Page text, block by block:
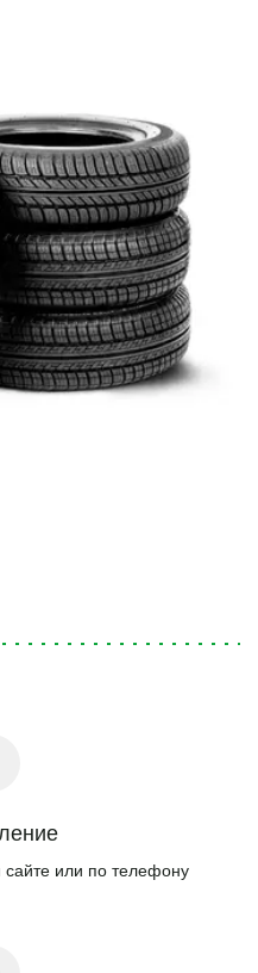
или по телефону